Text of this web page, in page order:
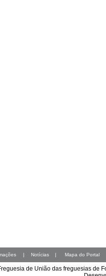
| Notícias | Mapa do Portal
de União das freguesias de